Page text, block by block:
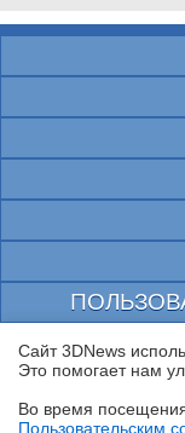
© 1997—2026
выдано Федеральной
Сайт 3DNews
Это помогает нам
Во время
Пользовательским